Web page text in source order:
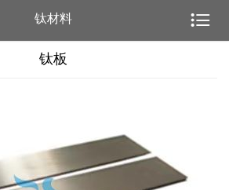
钛材料 
钛板